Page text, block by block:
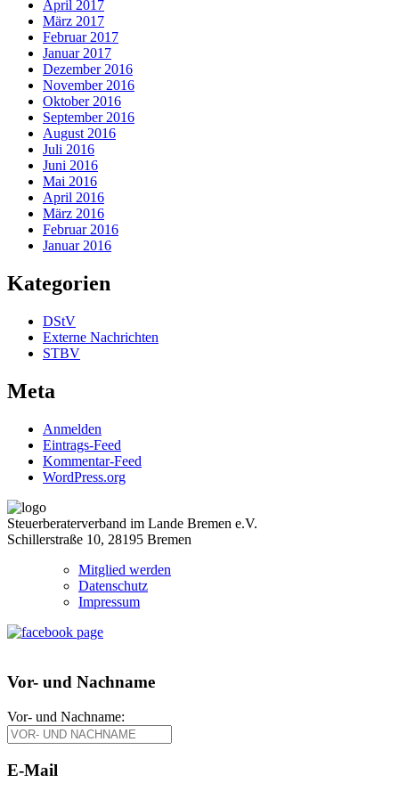
April 2017
März 2017
Februar 2017
Januar 2017
Dezember 2016
November 2016
Oktober 2016
September 2016
August 2016
Juli 2016
Juni 2016
Mai 2016
April 2016
März 2016
Februar 2016
Januar 2016
Kategorien
DStV
Externe Nachrichten
STBV
Meta
Anmelden
Eintrags-Feed
Kommentar-Feed
WordPress.org
Steuerberaterverband im Lande Bremen e.V.
Schillerstraße 10, 28195 Bremen
Mitglied werden
Datenschutz
Impressum
Vor- und Nachname
Vor- und Nachname:
E-Mail